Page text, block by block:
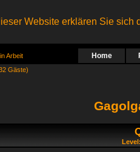
Website erklären Sie sich
Arbeit Home
Gäste)